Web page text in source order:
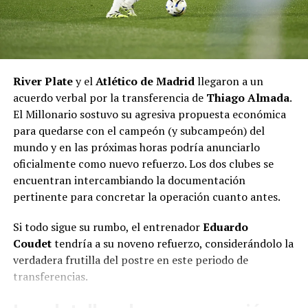
desafectado del encuentro a pocos minutos del inicio.
«Sufrió una molestia que no es ninguna lesión
importante, pero sí una inflamación sobre el tendón
la entrada en calor y no le mejoró. No tenía sentido
arriesgar si no estaba al 100 por ciento para un partido
de estas características», explicó Gallardo.
FUENTE:TyC Sports
TEMAS RELACIONADOS: GALLARDO LIBERTADORES RIVER
SIGUENTE
El vicegobernador presidió el Congreso Provincial de
Fútbol Tucumano
ANTERIOR
River Platey elAtlético de Madridllegaron a un
acuerdo verbal por la transferencia de Thiago Almada.
El Millonario sostuvo su agresiva propuesta económica
para quedarse con el campeón (y subcampeón) del
mundo y en las próximas horas podría anunciarlo
oficialmente como nuevo refuerzo. Los dos clubes se
encuentran intercambiando la documentación
pertinente para concretar la operación cuanto antes.
Si todo sigue su rumbo, el entrenadorEduardo
Coudettendría a su noveno refuerzo, considerándolo la
verdadera frutilla del postre en este periodo de
transferencias.